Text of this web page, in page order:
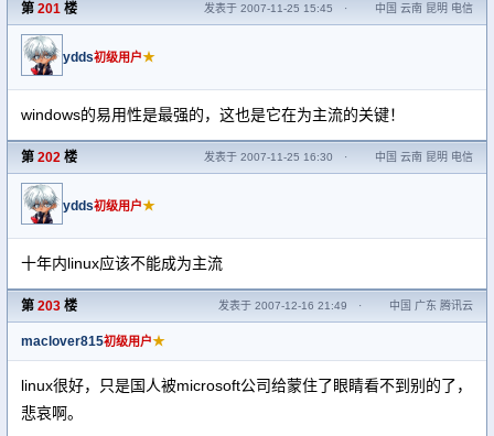
第 201 楼 发表于 2007-11-25 15:45 · 中国 云南 昆明 电信
ydds初级用户★
windows的易用性是最强的，这也是它在为主流的关键！
第 202 楼 发表于 2007-11-25 16:30 · 中国 云南 昆明 电信
ydds初级用户★
十年内linux应该不能成为主流
第 203 楼 发表于 2007-12-16 21:49 · 中国 广东 腾讯云
maclover815初级用户★
linux很好，只是国人被microsoft公司给蒙住了眼睛看不到别的了，
悲哀啊。